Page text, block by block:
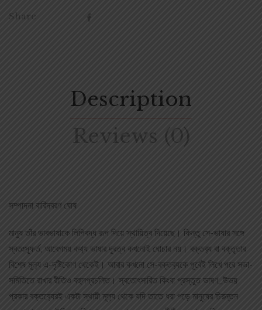
Share
Description
Reviews (0)
সম্পাদনা বারিদবরণ ঘোষ
মানুষ তাঁর ভাবভাষাকে লিপিবদ্ধ রূপ দিয়ে স্থায়িত্ব দিয়েছে। কিন্তু সে-ভাষার সঙ্গে
স্বতঃস্ফূর্ত, আবেগময় কথ‌্য ভাষার দূরত্ব কখনোই ঘোচার নয়। বক্তব‌্য বা বক্তৃতার
বিশেষ মূল‌্য এ-দৃষ্টিকোণ থেকেই। আবার কখনো সে-বক্তব‌্যকে পূর্বেই লিখে পরে সভা-
সমিতিতে রাখার রীতিও বহুলপ্রচলিত। স্বতোৎসারিত কিংবা প্রস্তুত ভাষণ_উভয়
প্রকার বক্তব‌্যেরই একটা স্থায়ী মূল‌্য থেকে যদি তাতে ধরা পড়ে মানুষের চিরন্তন